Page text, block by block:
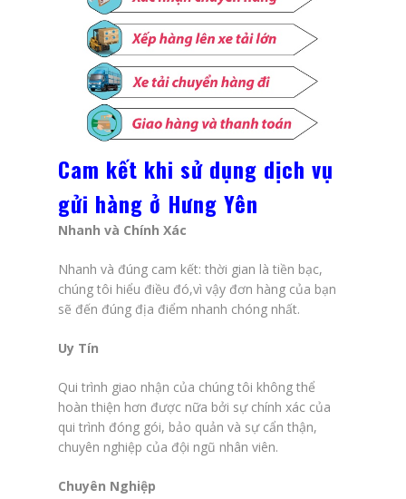
Cam kết khi sử dụng dịch vụ
gửi hàng ở Hưng Yên
Nhanh và Chính Xác
Nhanh và đúng cam kết: thời gian là tiền bạc,
chúng tôi hiểu điều đó,vì vậy đơn hàng của bạn
sẽ đến đúng địa điểm nhanh chóng nhất.
Uy Tín
Qui trình giao nhận của chúng tôi không thể
hoàn thiện hơn được nữa bởi sự chính xác của
qui trình đóng gói, bảo quản và sự cẩn thận,
chuyên nghiệp của đội ngũ nhân viên.
Chuyên Nghiệp